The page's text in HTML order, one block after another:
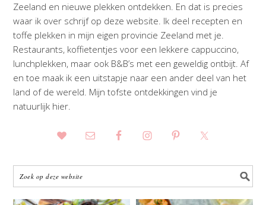
Zeeland en nieuwe plekken ontdekken. En dat is precies
waar ik over schrijf op deze website. Ik deel recepten en
toffe plekken in mijn eigen provincie Zeeland met je.
Restaurants, koffietentjes voor een lekkere cappuccino,
lunchplekken, maar ook B&B’s met een geweldig ontbijt. Af
en toe maak ik een uitstapje naar een ander deel van het
land of de wereld. Mijn tofste ontdekkingen vind je
natuurlijk hier.